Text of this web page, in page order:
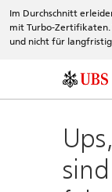
Im Durchschnitt
mit Turbo-
und nicht für